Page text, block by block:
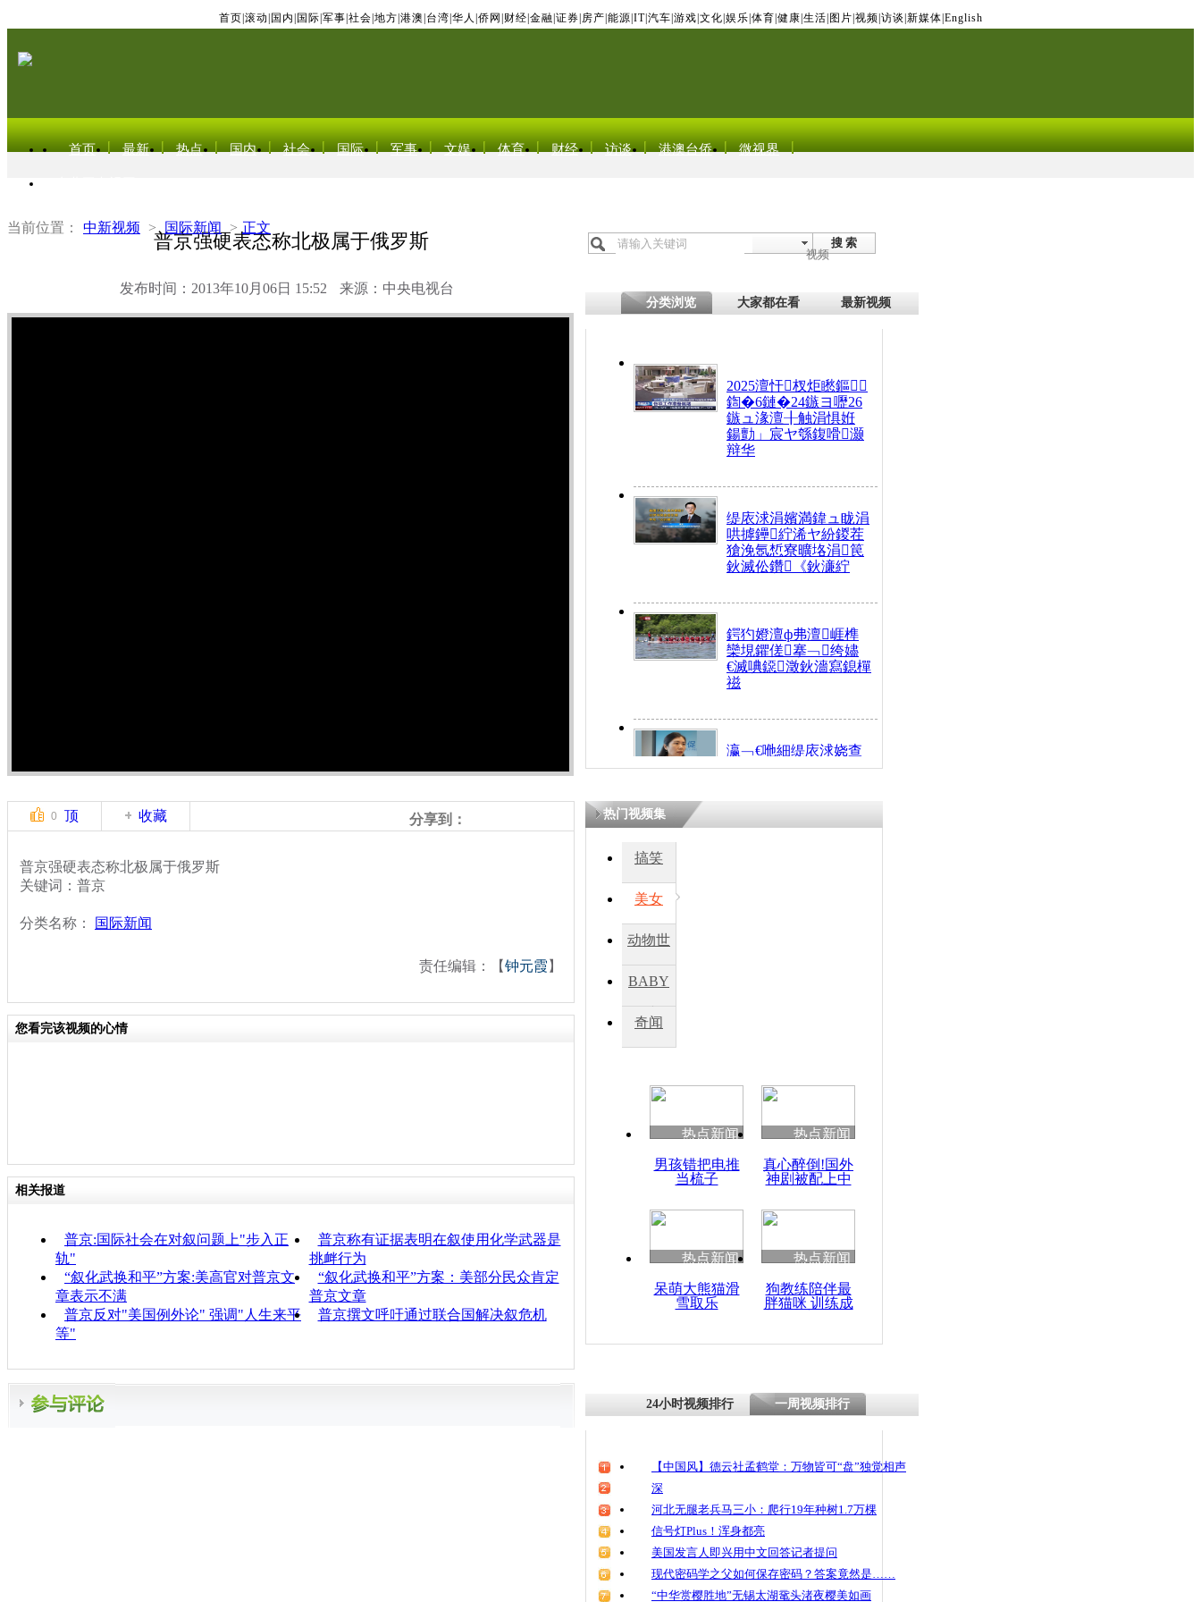
首页 滚动 国内 国际 军事 社会 地方 港澳 台湾 华人 侨网 财经 金融 证券 房产 能源 IT| 汽车 游戏 文化 娱乐 体育 健康 生活 图片 视频 访谈 新媒体 English
首页 最新 热点 国内 社会 国际 军事 文娱 体育 财经 访谈 港澳台侨 微视界
当前位置： 中新视频 > 国际新闻 > 正文
普京强硬表态称北极属于俄罗斯
发布时间：2013年10月06日 15:52 来源：中央电视台
搜 索
视频
分类浏览 大家都在看 最新视频
2025澶忓杈炬矁鏂
鍧�6鏈�24鏃ヨ嚦26
鏃ュ湪澶╂触涓惧姙
鍚勯」宸ヤ綔鍑嗗灏
辩华
缇庡浗涓嬪満鍏ュ眬涓
哄摢鑸紵浠ヤ紛鍐茬
獊浼氬惁寮曠垎涓笢
鈥滅伀鑽《鈥濓紵
鍔犳嬁澶ф弗澶崕榫
欒垷鑺傞搴﹁绔嬧
€滅唺鐚澂鈥濇寫鎴樿
禌
瀛﹁€咃細缇庡浗娆查
€间笢鍗椾簹涓庝腑鍥
瘑灞€
0 顶 收藏 分享到：
普京强硬表态称北极属于俄罗斯
关键词：普京
分类名称： 国际新闻
责任编辑：【钟元霞 】
您看完该视频的心情
相关报道
普京:国际社会在对叙问题上"步入正
轨"
普京称有证据表明在叙使用化学武器是
挑衅行为
“叙化武换和平”方案:美高官对普京文
章表示不满
“叙化武换和平”方案：美部分民众肯定
普京文章
普京反对"美国例外论" 强调"人生来平
等"
普京撰文呼吁通过联合国解决叙危机
热门视频集
搞笑
美女
动物世
BABY
秀
奇闻
热点新闻
男孩错把电推
当梳子
热点新闻
真心醉倒!国外
神剧被配上中
热点新闻
呆萌大熊猫滑
雪取乐
热点新闻
狗教练陪伴最
胖猫咪 训练成
24小时视频排行 一周视频排行
【中国风】德云社孟鹤堂：万物皆可“盘”独觉相声
深
河北无腿老兵马三小：爬行19年种树1.7万棵
信号灯Plus！浑身都亮
美国发言人即兴用中文回答记者提问
现代密码学之父如何保存密码？答案竟然是……
“中华赏樱胜地”无锡太湖鼋头渚夜樱美如画